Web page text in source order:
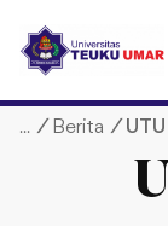
p
/ Berita /